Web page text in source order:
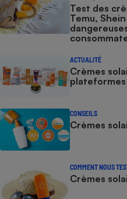
Test des
Temu,
ACTUALITÉ
Crèmes
CONSEILS
Crèmes
COMMENT NOUS
Crèmes